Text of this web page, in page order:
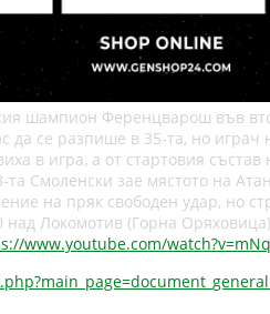
шампион Ференцварош във
да се разпише в 35-та, но
в игра, а от стартовия
та Смоленски зае мястото на
на пряк свободен удар, но
над Локомотив (Горна
www.youtube.com/